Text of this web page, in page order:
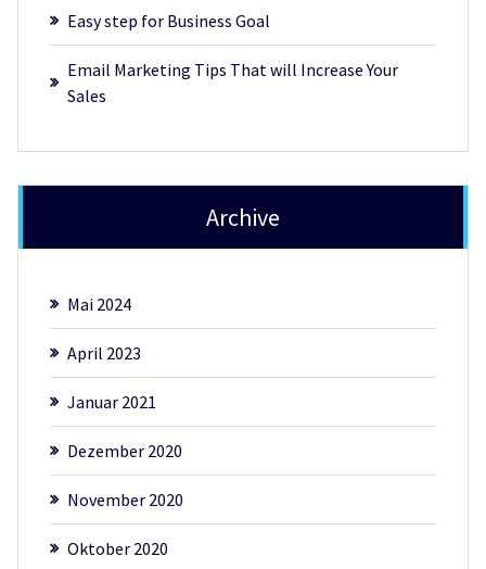
Easy step for Business Goal
Email Marketing Tips That will Increase Your
Sales
Archive
Mai 2024
April 2023
Januar 2021
Dezember 2020
November 2020
Oktober 2020